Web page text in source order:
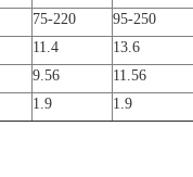
75-220 95-250
11.4 13.6
9.56 11.56
1.9 1.9